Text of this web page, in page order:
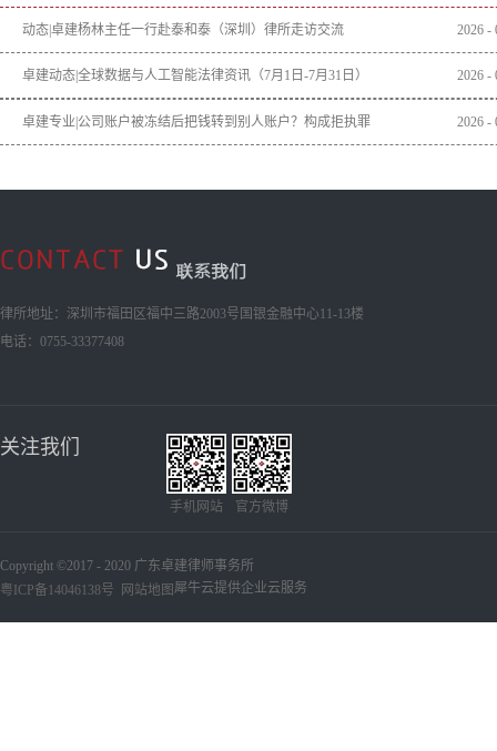
动态|卓建杨林主任一行赴泰和泰（深圳）律所走访交流 2026 -
卓建动态|全球数据与人工智能法律资讯（7月1日-7月31日） 2026 -
卓建专业|公司账户被冻结后把钱转到别人账户？构成拒执罪 2026 -
Copyright ©2017 - 2020 广东卓建律师事务所
粤ICP备14046138号 网站地图 犀牛云提供企业云服务
律所地址：深圳市福田区福中三路2003号国银金融中心11-13楼
电话：0755-33377408
关注我们
手机网站 官方微博